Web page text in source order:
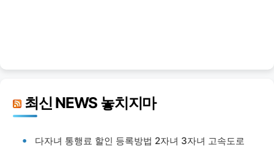
최신 NEWS 놓치지마
다자녀 통행료 할인 등록방법 2자녀 3자녀 고속도로